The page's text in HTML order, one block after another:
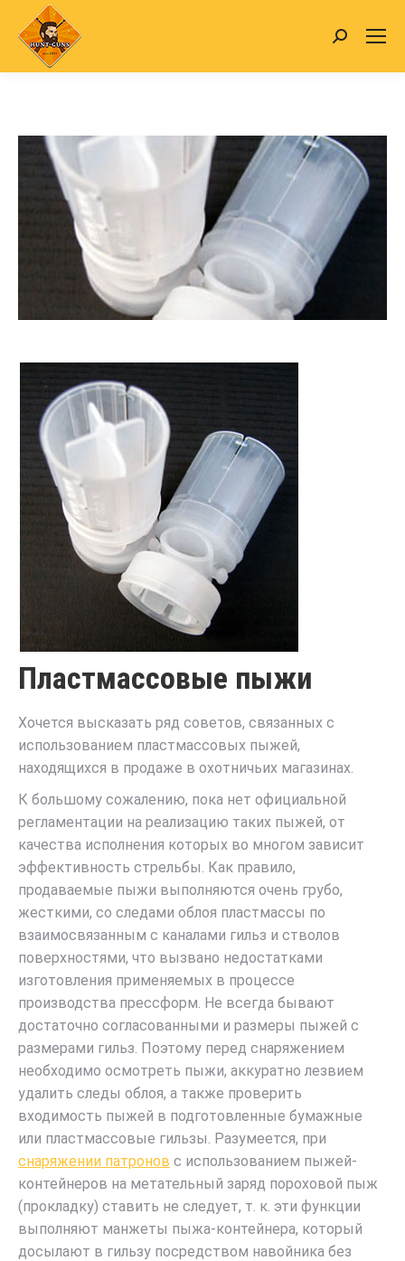
Search:
Пластмассовые пыжи
Хочется высказать ряд советов, связанных с
использованием пластмассовых пыжей,
находящихся в продаже в охотничьих магазинах.
К большому сожалению, пока нет официальной
регламентации на реализацию таких пыжей, от
качества исполнения которых во многом зависит
эффективность стрельбы. Как правило,
продаваемые пыжи выполняются очень грубо,
жесткими, со следами облоя пластмассы по
взаимосвязанным с каналами гильз и стволов
поверхностями, что вызвано недостатками
изготовления применяемых в процессе
производства прессформ. Не всегда бывают
достаточно согласованными и размеры пыжей с
размерами гильз. Поэтому перед снаряжением
необходимо осмотреть пыжи, аккуратно лезвием
удалить следы облоя, а также проверить
входимость пыжей в подготовленные бумажные
или пластмассовые гильзы. Разумеется, при
снаряжении патронов с использованием пыжей-
контейнеров на метательный заряд пороховой пыж
(прокладку) ставить не следует, т. к. эти функции
выполняют манжеты пыжа-контейнера, который
досылают в гильзу посредством навойника без